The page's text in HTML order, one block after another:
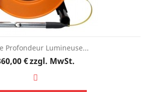
Profondeur Lumineuse...
Preis
€zzgl. MwSt.